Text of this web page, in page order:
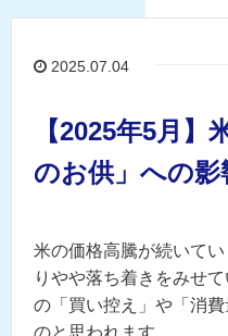
2025.07.04
【2025年5月】
のお供」への影
米の価格高騰が続いて
りやや落ち着きをみせ
の「買い控え」や「消
のと思われます。